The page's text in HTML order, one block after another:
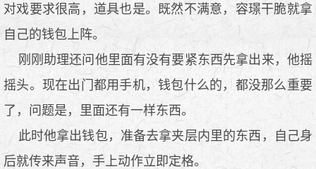
对戏要求很高，道具也是。既然不满意，容璟干脆就拿
自己的钱包上阵。
刚刚助理还问他里面有没有要紧东西先拿出来，他摇
摇头。现在出门都用手机，钱包什么的，都没那么重要
了，问题是，里面还有一样东西。
此时他拿出钱包，准备去拿夹层内里的东西，自己身
后就传来声音，手上动作立即定格。